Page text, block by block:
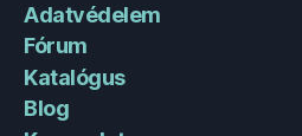
Adatvédelem
Fórum
Katalógus
Blog